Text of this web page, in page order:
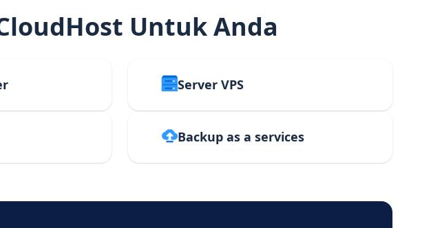
Untuk Anda
Server VPS
Backup as a services